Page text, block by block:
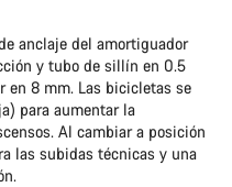
anclaje del amortiguador
y tubo de sillín en 0.5
en 8 mm. Las bicicletas se
para aumentar la
Al cambiar a posición
las subidas técnicas y una